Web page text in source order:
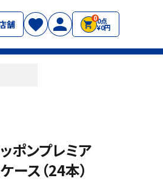
舗
00点
¥0円
ポンプレミア
ス（24本）